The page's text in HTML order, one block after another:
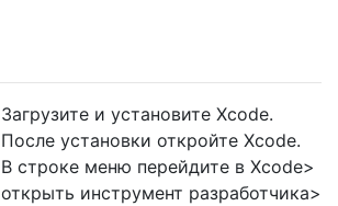
Загрузите и установите Xcode.
После установки откройте Xcode.
В строке меню перейдите в Xcode>
открыть инструмент разработчика>